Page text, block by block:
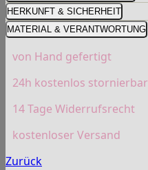
HERKUNFT & SICHERHEIT
MATERIAL & VERANTWORTUNG
von Hand gefertigt
24h kostenlos stornierbar
14 Tage Widerrufsrecht
kostenloser Versand
Zurück